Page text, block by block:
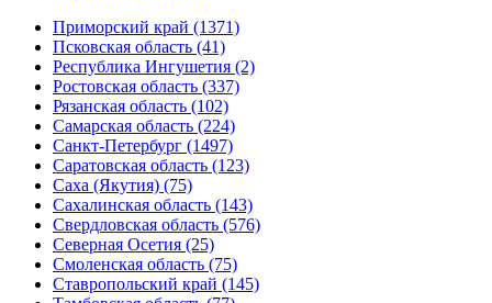
Приморский край (1371)
Псковская область (41)
Республика Ингушетия (2)
Ростовская область (337)
Рязанская область (102)
Самарская область (224)
Санкт-Петербург (1497)
Саратовская область (123)
Саха (Якутия) (75)
Сахалинская область (143)
Свердловская область (576)
Северная Осетия (25)
Смоленская область (75)
Ставропольский край (145)